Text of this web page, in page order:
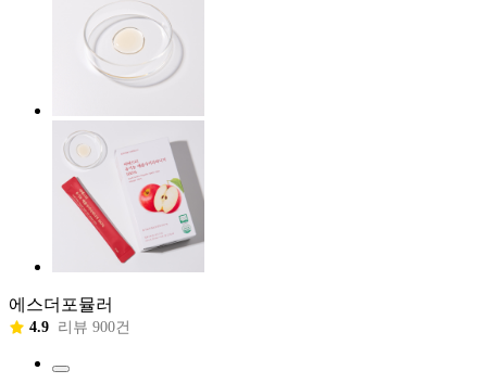
에스더포뮬러
4.9 리뷰 900건